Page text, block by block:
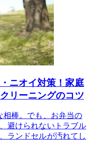
ニオイ対策！家庭
リーニングのコツ
相棒。でも、お弁当の
避けられないトラブル
ランドセルが汚れてし